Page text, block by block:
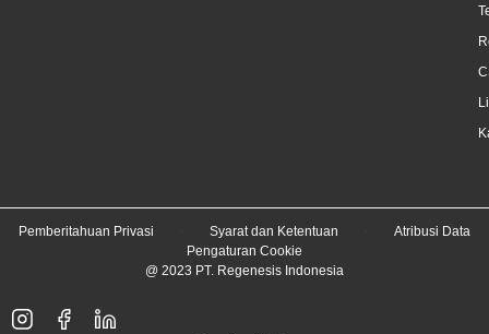
Pemberitahuan Privasi Syarat dan Ketentuan
Atribusi Data
Pengaturan Cookie
@ 2023 PT. Regenesis Indonesia